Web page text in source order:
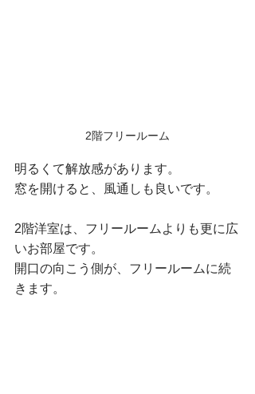
2階フリールーム
明るくて解放感があります。
窓を開けると、風通しも良いです。
2階洋室は、フリールームよりも更に広
いお部屋です。
開口の向こう側が、フリールームに続
きます。